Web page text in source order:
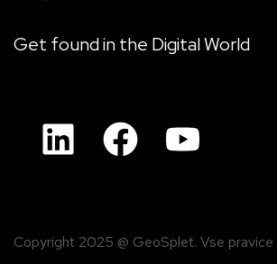
Get found in the Digital World
Copyright 2025 @ GeoSplet. Vse pravice